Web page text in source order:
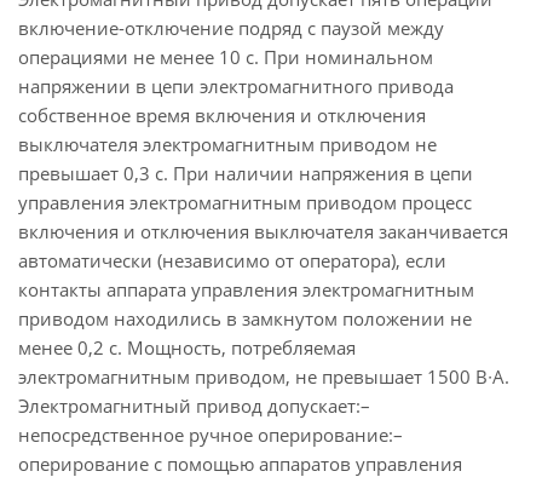
включение-отключение подряд с паузой между
операциями не менее 10 c. При номинальном
напряжении в цепи электромагнитного привода
собственное время включения и отключения
выключателя электромагнитным приводом не
превышает 0,3 с. При наличии напряжения в цепи
управления электромагнитным приводом процесс
включения и отключения выключателя заканчивается
автоматически (независимо от оператора), если
контакты аппарата управления электромагнитным
приводом находились в замкнутом положении не
менее 0,2 с. Мощность, потребляемая
электромагнитным приводом, не превышает 1500 В∙A.
Электромагнитный привод допускает:–
непосредственное ручное оперирование:–
оперирование с помощью аппаратов управления